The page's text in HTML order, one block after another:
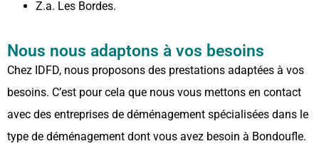
Z.a. Les Bordes.
Nous nous adaptons à vos besoins
Chez IDFD, nous proposons des prestations adaptées à vos
besoins. C’est pour cela que nous vous mettons en contact
avec des entreprises de déménagement spécialisées dans le
type de déménagement dont vous avez besoin à Bondoufle.